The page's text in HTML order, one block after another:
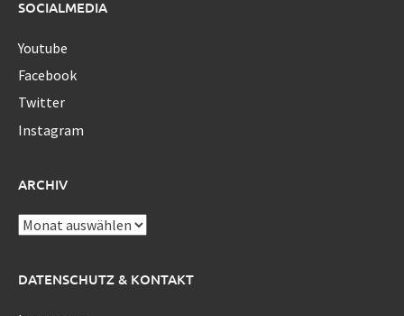
SOCIALMEDIA
Youtube
Facebook
Twitter
Instagram
ARCHIV
Archiv
DATENSCHUTZ & KONTAKT